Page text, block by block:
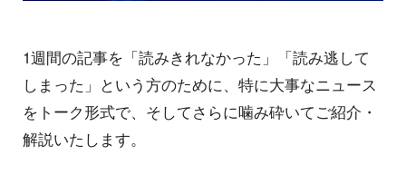
1週間の記事を「読みきれなかった」「読み逃して
しまった」という方のために、特に大事なニュース
をトーク形式で、そしてさらに噛み砕いてご紹介・
解説いたします。